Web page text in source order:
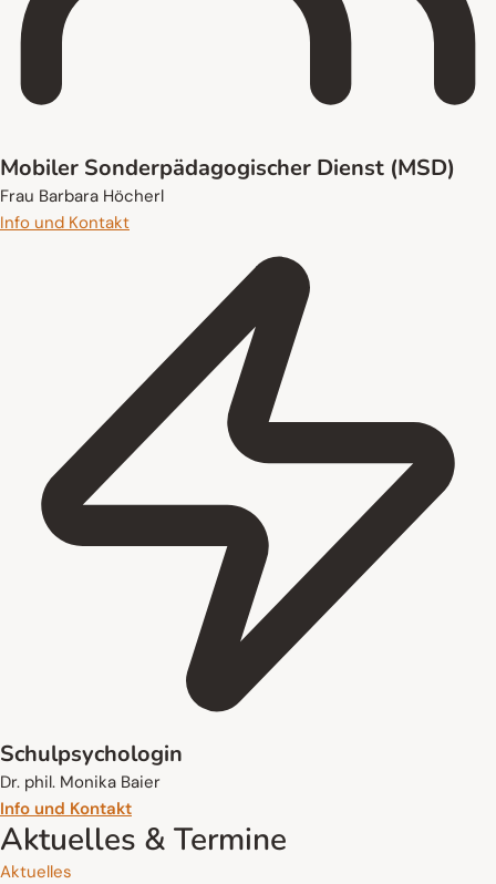
Mobiler Sonderpädagogischer Dienst (MSD)
Frau Barbara Höcherl
Info und Kontakt
Schulpsychologin
Dr. phil. Monika Baier
Info und Kontakt
Aktuelles & Termine
Aktuelles